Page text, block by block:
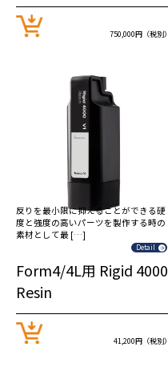
750,000円（税別）
反りを最小限に抑えることができる硬
度と強度の高いパーツを製作する時の
素材として最 […]
Detail
Form4/4L用 Rigid 4000
Resin
41,200円（税別）